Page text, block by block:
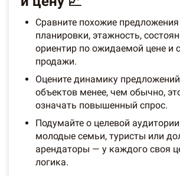
Сравните похожие
планировки, этажность,
ориентир по ожидаемой цене и
продажи.
Оцените динамику
объектов менее, чем обычно,
означать повышенный спрос.
Подумайте о целевой
молодые семьи, туристы или
арендаторы — у каждого своя
логика.